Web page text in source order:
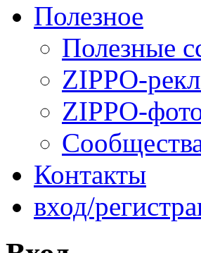
Полезное
Полезные
ZIPPO-
ZIPPO-
Контакты
вход/